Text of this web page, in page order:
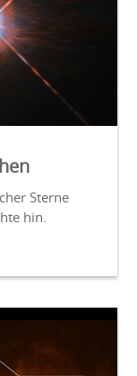
Sterne
hin.